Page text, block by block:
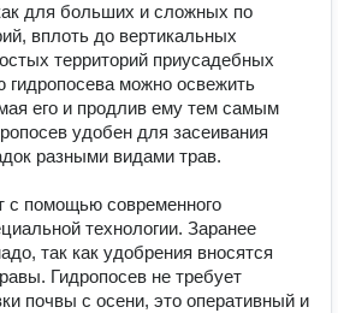
для больших и сложных по
вплоть до вертикальных
территорий приусадебных
можно освежить
его и продлив ему тем самым
удобен для засеивания
разными видами трав.
с помощью современного
технологии. Заранее
так как удобрения вносятся
Гидропосев не требует
почвы с осени, это оперативный и